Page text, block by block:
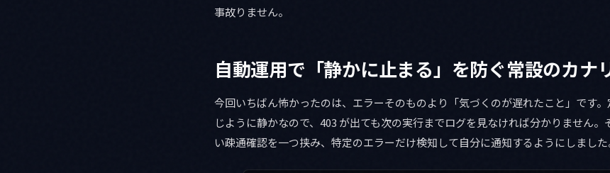
事故りません。
自動運用で「静かに止まる」を防ぐ常設のカナ
今回いちばん怖かったのは、エラーそのものより「気づくのが遅れたこと」です
じように静かなので、403 が出ても次の実行までログを見なければ分かりません
い疎通確認を一つ挟み、特定のエラーだけ検知して自分に通知するようにしました